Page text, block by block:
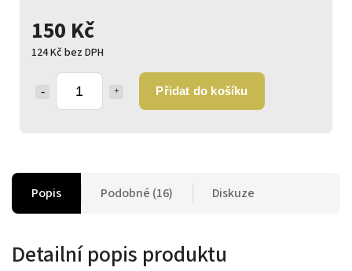
150 Kč
124 Kč bez DPH
Přidat do košíku
Popis Podobné (16) Diskuze
Detailní popis produktu